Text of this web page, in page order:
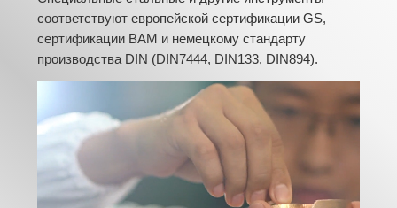
соответствуют европейской сертификации GS,
сертификации BAM и немецкому стандарту
производства DIN (DIN7444, DIN133, DIN894).